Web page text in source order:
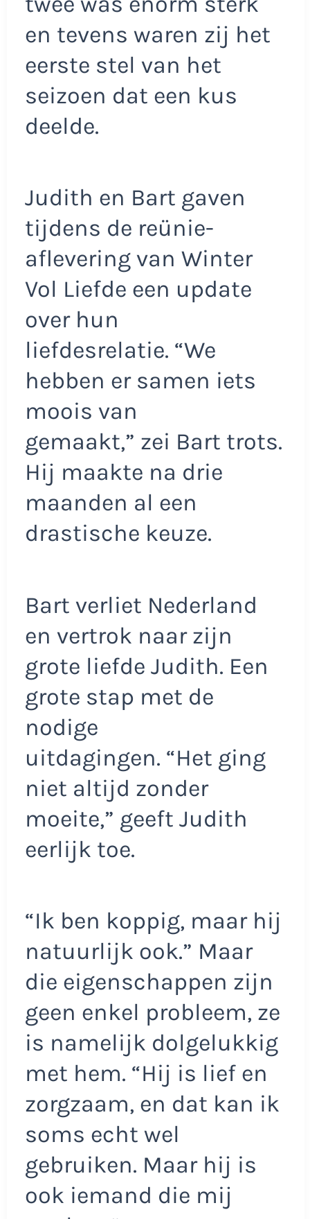
en tevens waren zij het
eerste stel van het
seizoen dat een kus
deelde.
Judith en Bart gaven
tijdens de reünie-
aflevering van Winter
Vol Liefde een update
over hun
liefdesrelatie. “We
hebben er samen iets
moois van
gemaakt,” zei Bart trots.
Hij maakte na drie
maanden al een
drastische keuze.
Bart verliet Nederland
en vertrok naar zijn
grote liefde Judith. Een
grote stap met de
nodige
uitdagingen. “Het ging
niet altijd zonder
moeite,” geeft Judith
eerlijk toe.
“Ik ben koppig, maar hij
natuurlijk ook.” Maar
die eigenschappen zijn
geen enkel probleem, ze
is namelijk dolgelukkig
met hem. “Hij is lief en
zorgzaam, en dat kan ik
soms echt wel
gebruiken. Maar hij is
ook iemand die mij